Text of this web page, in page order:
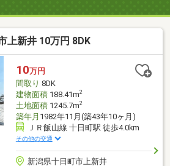
上新井 10万円 8DK
10万円
間取り 8DK
建物面積188.41m2
土地面積1245.7m2
築年月 1982年11月(築43年10ヶ月)
ＪＲ飯山線 十日町駅 徒歩4.0km
その他の交通
新潟県十日町市上新井